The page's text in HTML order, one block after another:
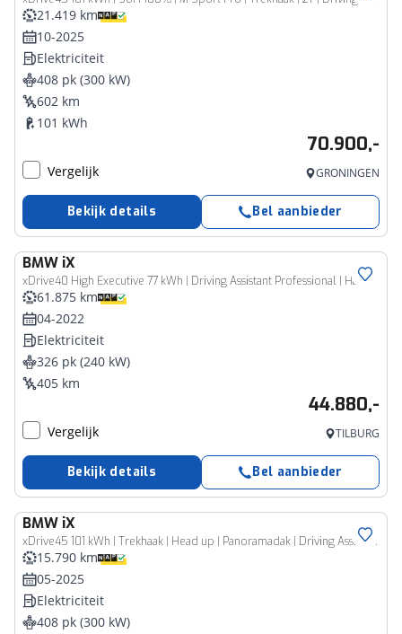
21.419 km
10-2025
Elektriciteit
408 pk (300 kW)
602 km
101 kWh
70.900,-
Vergelijk GRONINGEN
Bekijk details Bel aanbieder
BMW iX
xDrive40 High Executive 77 kWh | Driving Assistant Professional | Harman Kardon | Voorstoelen/Stuurwielrand verwarmd | Head-up display
61.875 km
04-2022
Elektriciteit
326 pk (240 kW)
405 km
44.880,-
Vergelijk TILBURG
Bekijk details Bel aanbieder
BMW iX
xDrive45 101 kWh | Trekhaak | Head up | Panoramadak | Driving Assistant Professional | Harman Kardon | Comfort Access | Stoelventilatie |
15.790 km
05-2025
Elektriciteit
408 pk (300 kW)